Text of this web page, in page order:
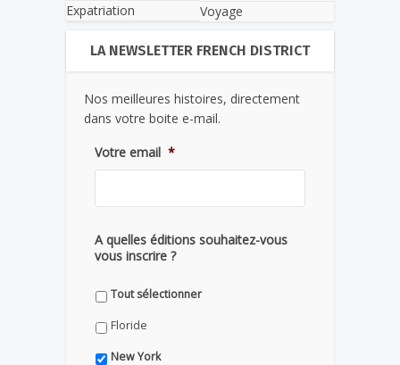
Expatriation
Voyage
LA NEWSLETTER FRENCH DISTRICT
Nos meilleures histoires, directement
dans votre boite e-mail.
Votre email *
A quelles éditions souhaitez-vous
vous inscrire ?
Tout sélectionner
Floride
New York